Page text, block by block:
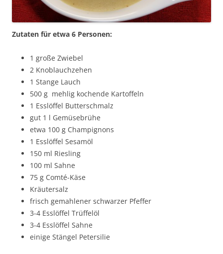
Zutaten für etwa 6 Personen:
1 große Zwiebel
2 Knoblauchzehen
1 Stange Lauch
500 g mehlig kochende Kartoffeln
1 Esslöffel Butterschmalz
gut 1 l Gemüsebrühe
etwa 100 g Champignons
1 Esslöffel Sesamöl
150 ml Riesling
100 ml Sahne
75 g Comté-Käse
Kräutersalz
frisch gemahlener schwarzer Pfeffer
3-4 Esslöffel Trüffelöl
3-4 Esslöffel Sahne
einige Stängel Petersilie